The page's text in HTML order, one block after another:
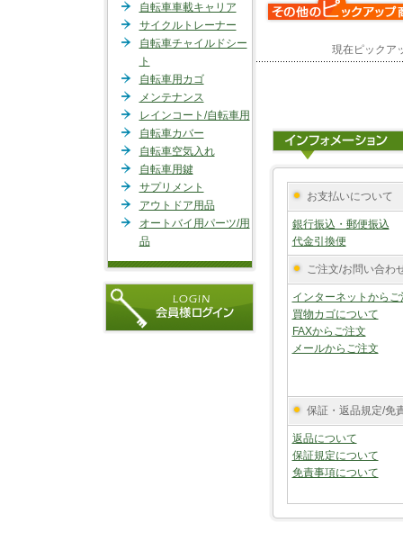
自転車車載キャリア
サイクルトレーナー
自転車チャイルドシー
ト
自転車用カゴ
メンテナンス
レインコート/自転車用
自転車カバー
自転車空気入れ
自転車用鍵
サプリメント
アウトドア用品
オートバイ用パーツ/用
品
現在ピックア
お支払いについて
銀行振込・郵便振込
代金引換便
ご注文/お問い合わ
インターネットからご
買物カゴについて
FAXからご注文
メールからご注文
保証・返品規定/免
返品について
保証規定について
免責事項について